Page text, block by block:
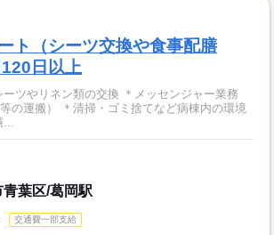
ト（シーツ交換や食事配膳
日以上
ーツやリネン類の交換 ＊メッセンジャー業務
等の運搬） ＊清掃・ゴミ捨てなど病棟内の環境
葉区/葛岡駅
交通費一部支給